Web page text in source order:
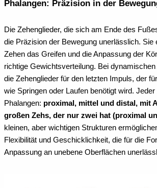
Phalangen: Präzision in der
Die Zehenglieder, die sich am Ende des
die Präzision der Bewegung unerlässlich. Sie
Zehen das Greifen und die Anpassung der
richtige Gewichtsverteilung. Bei
die Zehenglieder für den letzten Impuls, der
wie Springen oder Laufen benötigt wird. Jeder
Phalangen: proximal, mittel und distal, mit
großen Zehs, der nur zwei hat (proximal
kleinen, aber wichtigen Strukturen
Flexibilität und Geschicklichkeit, die für die
Anpassung an unebene Oberflächen